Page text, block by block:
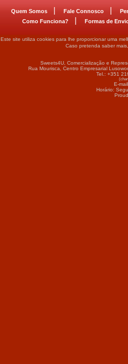
Quem Somos Fale Connosco
Como Funciona?
Formas de
Este site utiliza cookies para lhe proporcionar uma
Caso pretenda saber
Sweets4U, Comercialização e
Rua Mourisca, Centro Empresarial
Tel.: +351
E-
Horário: